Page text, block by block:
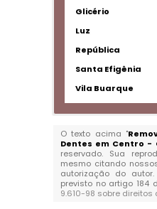
Glicério
Luz
República
Santa Efigênia
Vila Buarque
O texto acima "
Dentes em Centro -
reservado. Sua
mesmo citando
autorização do
previsto no artigo 184
9.610-98 sobre direitos